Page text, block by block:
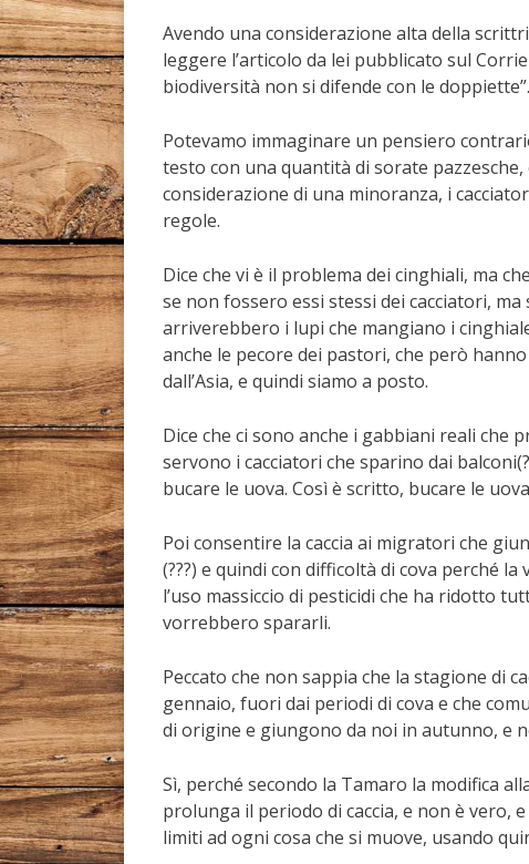
Avendo una considerazione alta della
leggere l’articolo da lei pubblicato sul
biodiversità non si difende con le doppiette”.
Potevamo immaginare un pensiero
testo con una quantità di sorate
considerazione di una minoranza, i
regole.
Dice che vi è il problema dei cinghiali, ma
se non fossero essi stessi dei cacciatori,
arriverebbero i lupi che mangiano i
anche le pecore dei pastori, che però
dall’Asia, e quindi siamo a posto.
Dice che ci sono anche i gabbiani reali che
servono i cacciatori che sparino dai
bucare le uova. Così è scritto, bucare le
Poi consentire la caccia ai migratori che
(???) e quindi con difficoltà di cova perché
l’uso massiccio di pesticidi che ha ridotto
vorrebbero spararli.
Peccato che non sappia che la stagione di
gennaio, fuori dai periodi di cova e che
di origine e giungono da noi in autunno, e
Sì, perché secondo la Tamaro la modifica
prolunga il periodo di caccia, e non è vero,
limiti ad ogni cosa che si muove, usando